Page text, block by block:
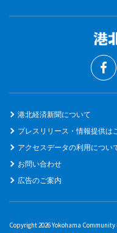
港北経済新聞について
プレスリリース・情報提供は
アクセスデータの利用につい
お問い合わせ
広告のご案内
Copyright 2026 Yokohama